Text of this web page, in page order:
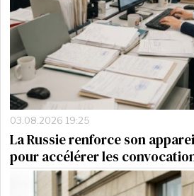
03.08.2026 19:25
La Russie renforce son
pour accélérer les